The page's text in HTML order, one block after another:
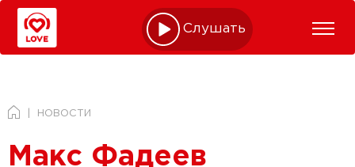
Слушать online
НОВОСТИ
Макс Фадеев